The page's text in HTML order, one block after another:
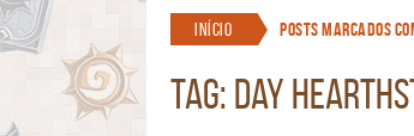
Início Posts marcados
TAG: day